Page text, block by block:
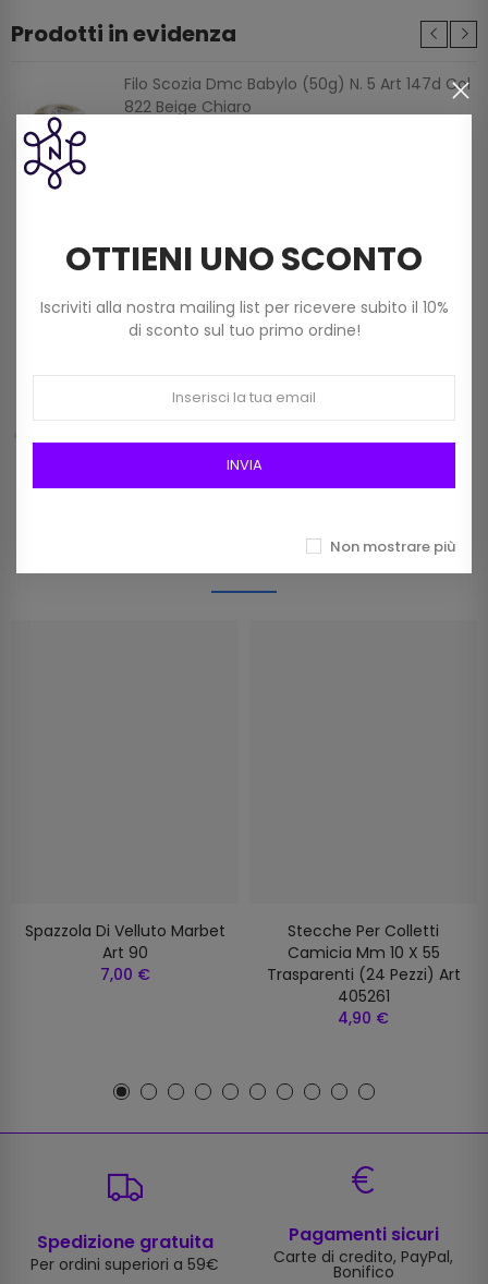
Prodotti in evidenza
Filo Scozia Dmc Babylo (50g) N. 5 Art 147d Col
822 Beige Chiaro
(150 G) Col 211
9,00 €
Bianco
12,00 €
Prodotti della stessa categoria
Spazzola Di Velluto Marbet
Art 90
7,00 €
Stecche Per Colletti
Camicia Mm 10 X 55
Trasparenti (24 Pezzi) Art
405261
4,90 €
Spedizione gratuita
Per ordini superiori a 59€
Pagamenti sicuri
Carte di credito, PayPal,
Bonifico
OTTIENI UNO SCONTO
Iscriviti alla nostra mailing list per ricevere subito il 10%
di sconto sul tuo primo ordine!
INVIA
Non mostrare più